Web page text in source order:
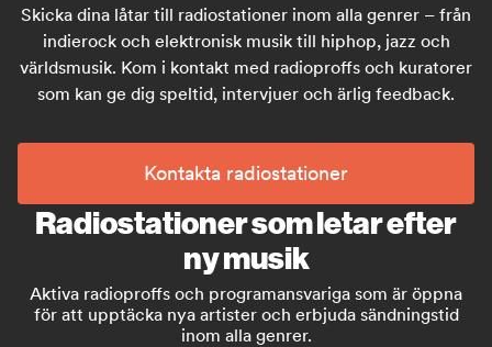
Skicka dina låtar till radiostationer inom alla genrer – från
indierock och elektronisk musik till hiphop, jazz och
världsmusik. Kom i kontakt med radioproffs och kuratorer
som kan ge dig speltid, intervjuer och ärlig feedback.
Kontakta radiostationer
Radiostationer som letar efter
ny musik
Aktiva radioproffs och programansvariga som är öppna
för att upptäcka nya artister och erbjuda sändningstid
inom alla genrer.